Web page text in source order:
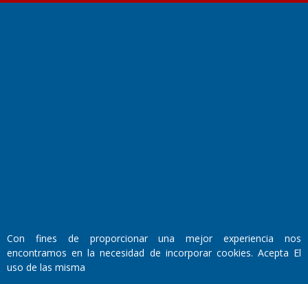
Walter René Goñi
Con fines de proporcionar una mejor experiencia nos
encontramos en la necesidad de incorporar cookies. Acepta El
uso de las misma